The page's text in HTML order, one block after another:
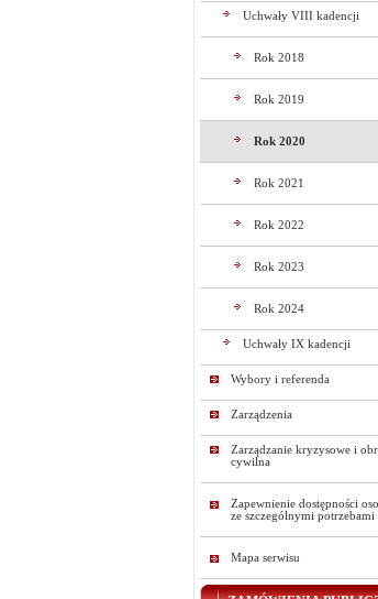
Uchwały VIII kadencji
Rok 2018
Rok 2019
Rok 2020
Rok 2021
Rok 2022
Rok 2023
Rok 2024
Uchwały IX kadencji
Wybory i referenda
Zarządzenia
Zarządzanie kryzysowe i
cywilna
Zapewnienie dostępności
ze szczególnymi potrzebami
Mapa serwisu